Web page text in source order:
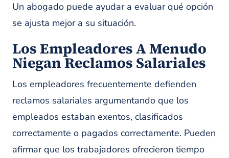
Un abogado puede ayudar a evaluar qué opción
se ajusta mejor a su situación.
Los Empleadores A Menudo
Niegan Reclamos Salariales
Los empleadores frecuentemente defienden
reclamos salariales argumentando que los
empleados estaban exentos, clasificados
correctamente o pagados correctamente. Pueden
afirmar que los trabajadores ofrecieron tiempo